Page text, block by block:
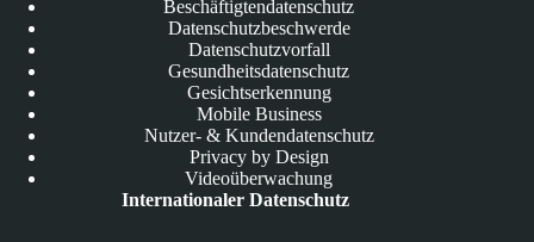
Beschäftigtendatenschutz
Datenschutzbeschwerde
Datenschutzvorfall
Gesundheitsdatenschutz
Gesichtserkennung
Mobile Business
Nutzer- & Kundendatenschutz
Privacy by Design
Videoüberwachung
Internationaler Datenschutz